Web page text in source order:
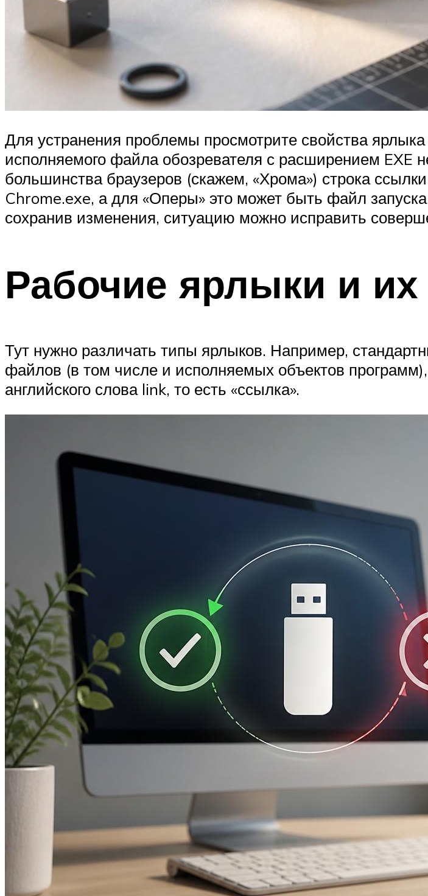
Для устранения проблемы просмотрите свойства
исполняемого файла обозревателя с расширением EXE
большинства браузеров (скажем, «Хрома») строка
Chrome.exe, а для «Оперы» это может быть файл
сохранив изменения, ситуацию можно исправить
Рабочие ярлыки и
Тут нужно различать типы ярлыков. Например,
файлов (в том числе и исполняемых объектов
английского слова link, то есть «ссылка».